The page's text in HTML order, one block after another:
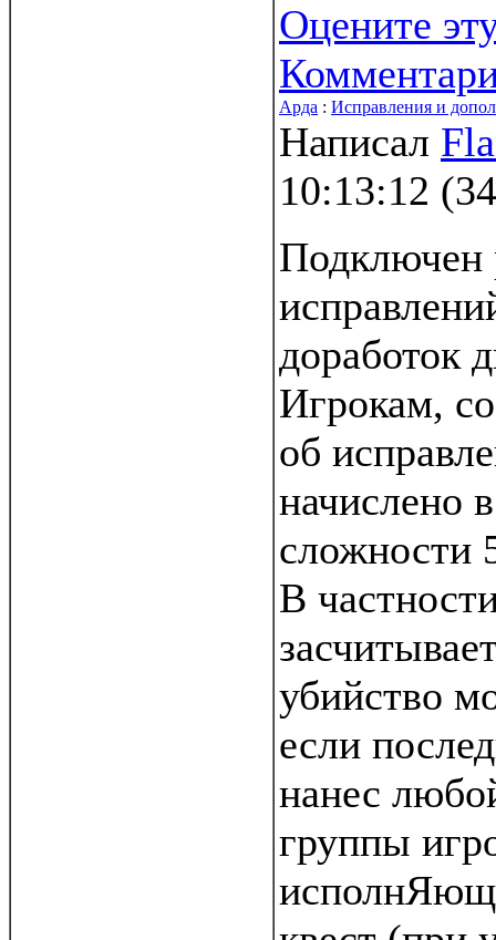
Оцените
Арда : Исправления и
Написал
10:13:12 (
Подключен
доработок
Игрокам,
об
начислено
сложности
В
убийство
если
нанес
группы